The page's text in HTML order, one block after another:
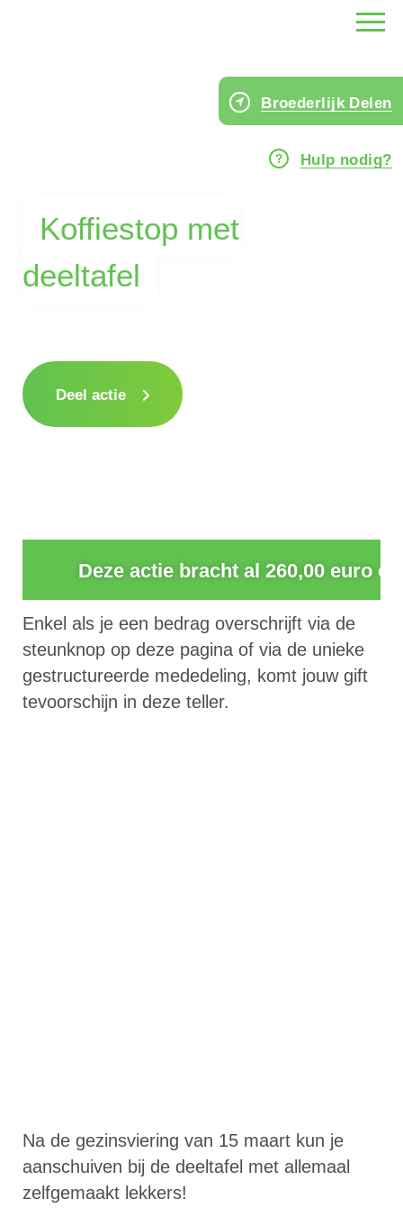
Koffiestop met
deeltafel
Broederlijk Delen
Hulp nodig?
Deel actie
Deze actie bracht al 260,00 euro op
Enkel als je een bedrag overschrijft via de
steunknop op deze pagina of via de unieke
gestructureerde mededeling, komt jouw gift
tevoorschijn in deze teller.
Na de gezinsviering van 15 maart kun je
aanschuiven bij de deeltafel met allemaal
zelfgemaakt lekkers!